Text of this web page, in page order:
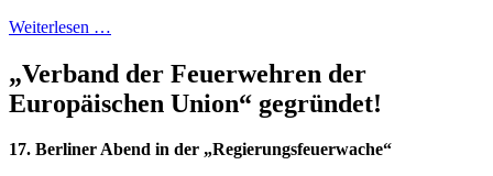
Weiterlesen …
„Verband der Feuerwehren der
Europäischen Union“ gegründet!
17. Berliner Abend in der „Regierungsfeuerwache“